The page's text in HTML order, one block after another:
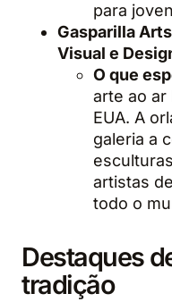
para
Gasparilla
Visual e
O que
arte ao ar
EUA. A
galeria a
artistas
todo o
Destaques
tradição